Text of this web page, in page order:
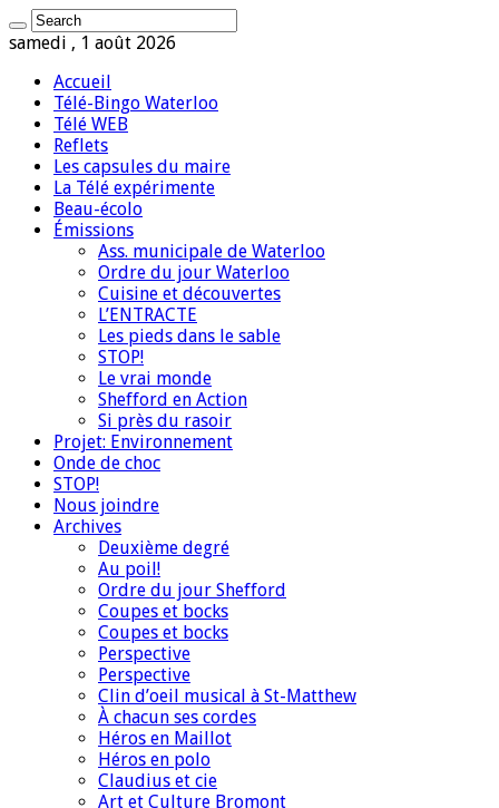
samedi , 1 août 2026
Accueil
Télé-Bingo Waterloo
Télé WEB
Reflets
Les capsules du maire
La Télé expérimente
Beau-écolo
Émissions
Ass. municipale de Waterloo
Ordre du jour Waterloo
Cuisine et découvertes
L’ENTRACTE
Les pieds dans le sable
STOP!
Le vrai monde
Shefford en Action
Si près du rasoir
Projet: Environnement
Onde de choc
STOP!
Nous joindre
Archives
Deuxième degré
Au poil!
Ordre du jour Shefford
Coupes et bocks
Coupes et bocks
Perspective
Perspective
Clin d’oeil musical à St-Matthew
À chacun ses cordes
Héros en Maillot
Héros en polo
Claudius et cie
Art et Culture Bromont